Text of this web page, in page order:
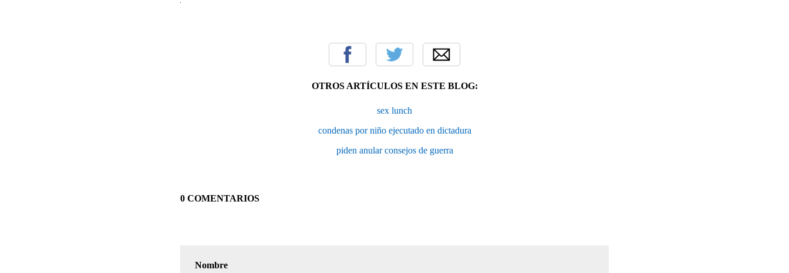
OTROS ARTÍCULOS EN ESTE BLOG:
sex lunch
condenas por niño ejecutado en dictadura
piden anular consejos de guerra
0 COMENTARIOS
Nombre